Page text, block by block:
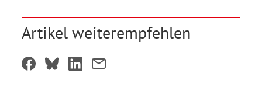
Artikel weiterempfehlen